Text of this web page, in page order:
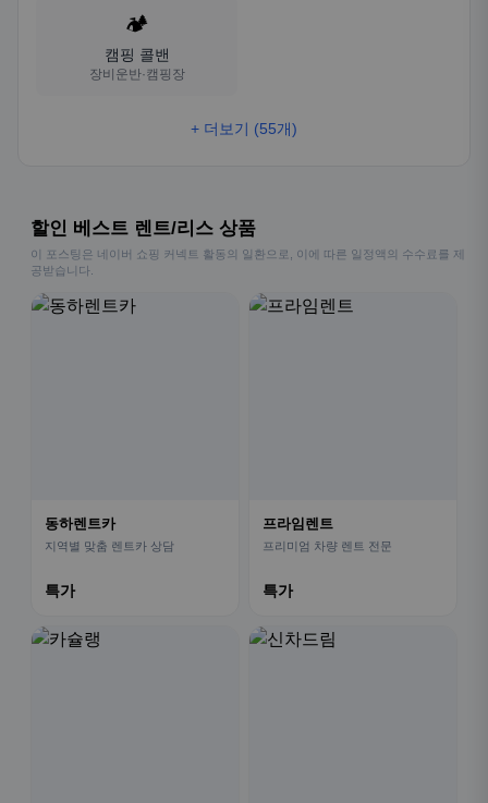
🏕️
캠핑 콜밴
장비운반·캠핑장
+ 더보기 (55개)
할인 베스트 렌트/리스 상품
이 포스팅은 네이버 쇼핑 커넥트 활동의 일환으로, 이에 따른 일정액의 수수료를 제
공받습니다.
동하렌트카
지역별 맞춤 렌트카 상담
특가
프라임렌트
프리미엄 차량 렌트 전문
특가